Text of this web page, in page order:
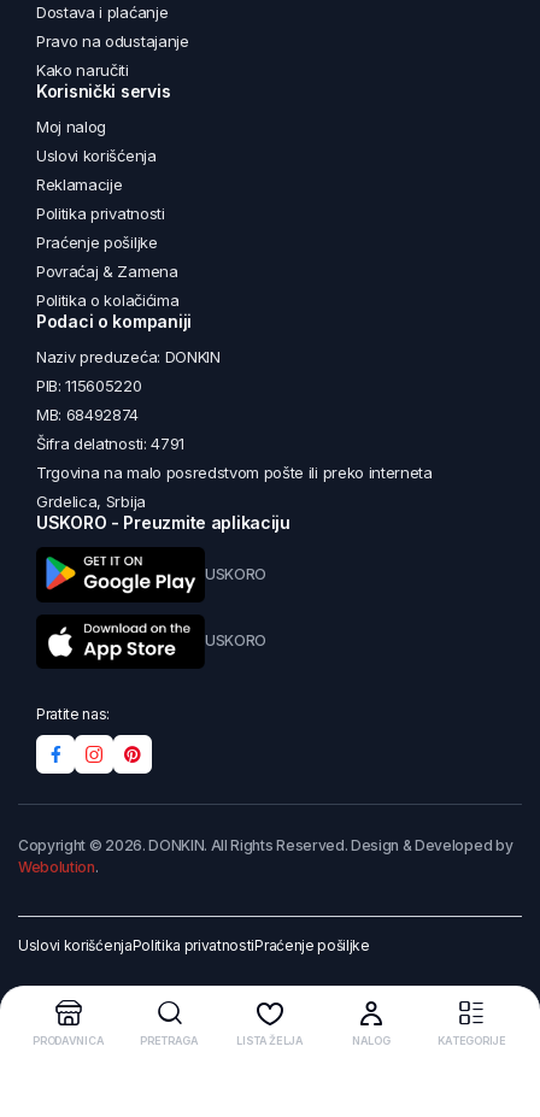
Dostava i plaćanje
Pravo na odustajanje
Kako naručiti
Korisnički servis
Moj nalog
Uslovi korišćenja
Reklamacije
Politika privatnosti
Praćenje pošiljke
Povraćaj & Zamena
Politika o kolačićima
Podaci o kompaniji
Naziv preduzeća: DONKIN
PIB: 115605220
MB: 68492874
Šifra delatnosti: 4791
Trgovina na malo posredstvom pošte ili preko interneta
Grdelica, Srbija
USKORO - Preuzmite aplikaciju
USKORO
USKORO
Pratite nas:
Copyright © 2026. DONKIN. All Rights Reserved. Design & Developed by
Webolution.
Uslovi korišćenjaPolitika privatnostiPraćenje pošiljke
PRODAVNICA PRETRAGA LISTA ŽELJA NALOG KATEGORIJE